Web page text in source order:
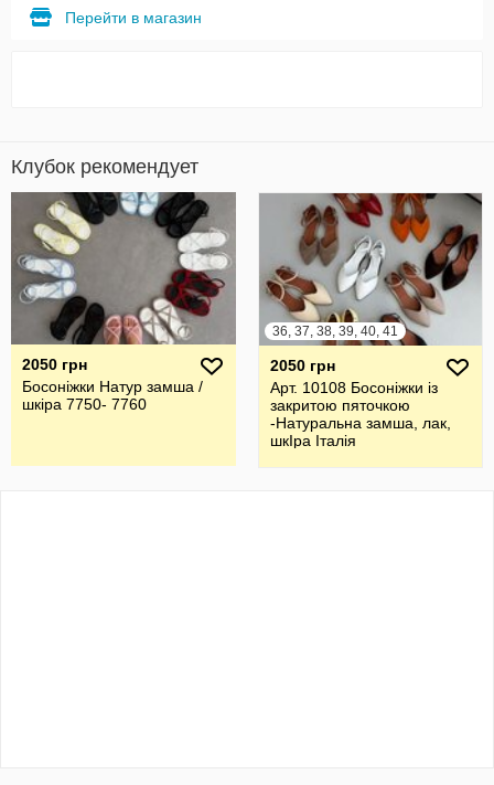
Перейти в магазин
Клубок рекомендует
2050 грн
Босоніжки Натур замша /
шкіра 7750- 7760
36, 37, 38, 39, 40, 41
2050 грн
Арт. 10108 Босоніжки із
закритою пяточкою
-Натуральна замша, лак,
шкІра Італія